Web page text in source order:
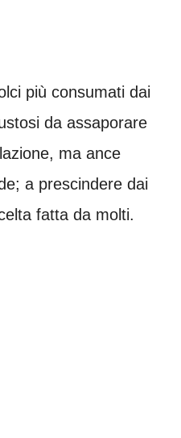
più consumati dai
da assaporare
ma ance
a prescindere dai
fatta da molti.